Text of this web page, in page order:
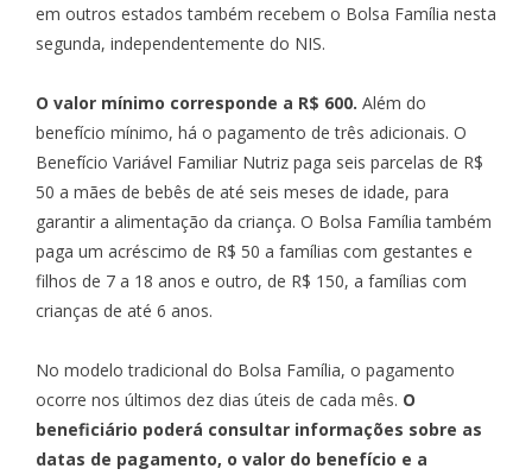
em outros estados também recebem o Bolsa Família nesta
segunda, independentemente do NIS.
O valor mínimo corresponde a R$ 600. Além do
benefício mínimo, há o pagamento de três adicionais. O
Benefício Variável Familiar Nutriz paga seis parcelas de R$
50 a mães de bebês de até seis meses de idade, para
garantir a alimentação da criança. O Bolsa Família também
paga um acréscimo de R$ 50 a famílias com gestantes e
filhos de 7 a 18 anos e outro, de R$ 150, a famílias com
crianças de até 6 anos.
No modelo tradicional do Bolsa Família, o pagamento
ocorre nos últimos dez dias úteis de cada mês. O
beneficiário poderá consultar informações sobre as
datas de pagamento, o valor do benefício e a